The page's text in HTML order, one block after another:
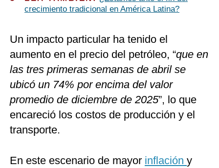
crecimiento tradicional en América Latina?
Un impacto particular ha tenido el
aumento en el precio del petróleo, “que en
las tres primeras semanas de abril se
ubicó un 74% por encima del valor
promedio de diciembre de 2025”, lo que
encareció los costos de producción y el
transporte.
En este escenario de mayor inflación y